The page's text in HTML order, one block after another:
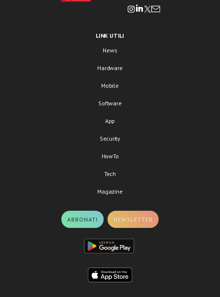
LINK UTILI
News
Hardware
Mobile
Software
App
Security
HowTo
Tech
Magazine
ABBONATI NEWSLETTER